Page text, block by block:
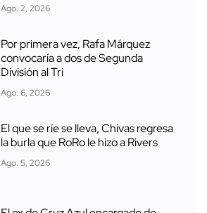
Ago. 2, 2026
Por primera vez, Rafa Márquez
convocaría a dos de Segunda
División al Tri
Ago. 6, 2026
El que se ríe se lleva, Chivas regresa
la burla que RoRo le hizo a Rivers
Ago. 5, 2026